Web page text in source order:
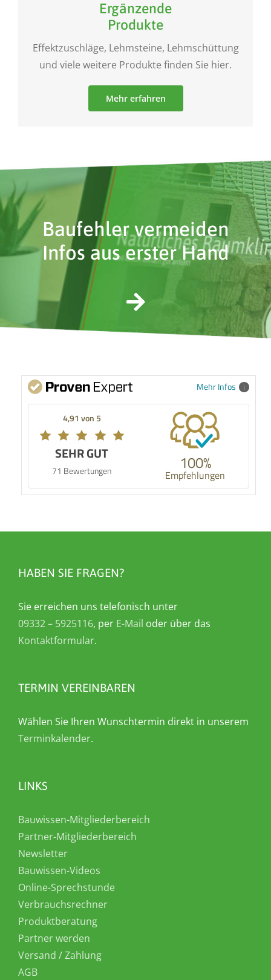
Ergänzende
Produkte
Effektzuschläge, Lehmsteine, Lehmschüttung
und viele weitere Produkte finden Sie hier.
Mehr erfahren
Baufehler vermeiden
Infos aus erster Hand
Mehr Infos
4,91 von 5
SEHR GUT
71 Bewertungen 100%
Empfehlungen
HABEN SIE FRAGEN?
Sie erreichen uns telefonisch unter
09332 – 5925116, per E-Mail oder über das
Kontaktformular.
TERMIN VEREINBAREN
Wählen Sie Ihren Wunschtermin direkt in unserem
Terminkalender.
LINKS
Bauwissen-Mitgliederbereich
Partner-Mitgliederbereich
Newsletter
Bauwissen-Videos
Online-Sprechstunde
Verbrauchsrechner
Produktberatung
Partner werden
Versand / Zahlung
AGB